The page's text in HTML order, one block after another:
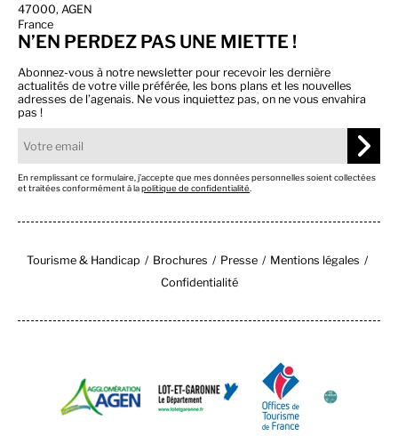
47000, AGEN
France
N’EN PERDEZ PAS UNE MIETTE !
Abonnez-vous à notre newsletter pour recevoir les dernière
actualités de votre ville préférée, les bons plans et les nouvelles
adresses de l’agenais. Ne vous inquiettez pas, on ne vous envahira
pas !
En remplissant ce formulaire, j’accepte que mes données personnelles soient collectées
et traitées conformément à lapolitique de confidentialité
Tourisme & Handicap Brochures Presse
Mentions légales
Confidentialité